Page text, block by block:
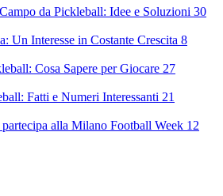
da Pickleball: Idee e Soluzioni 30
Un Interesse in Costante Crescita 8
Cosa Sapere per Giocare 27
Fatti e Numeri Interessanti 21
alla Milano Football Week 12